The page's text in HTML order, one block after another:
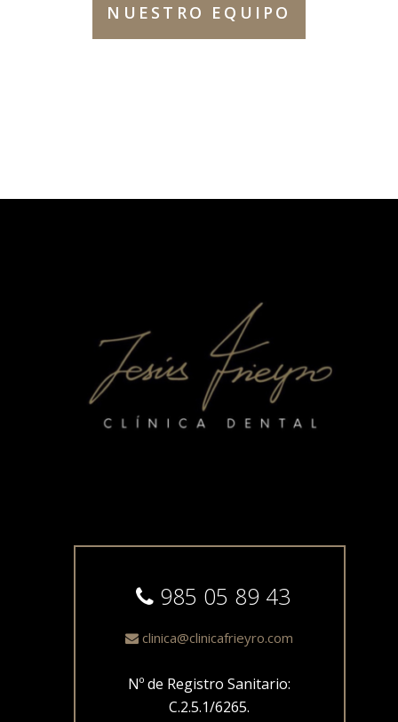
NUESTRO EQUIPO
985 05 89 43
clinica@clinicafrieyro.com
Nº de Registro Sanitario:
C.2.5.1/6265.